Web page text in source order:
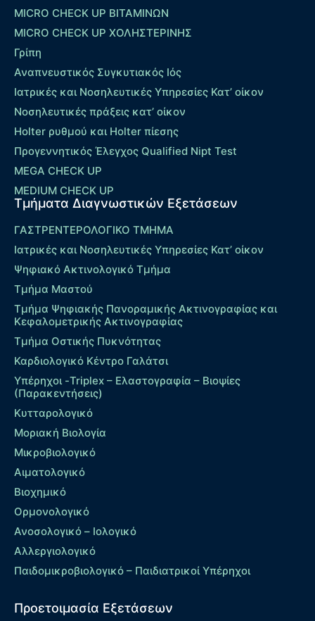
MICRO CHECK UP ΒΙΤΑΜΙΝΩΝ
MICRO CHECK UP ΧΟΛΗΣΤΕΡΙΝΗΣ
Γρίπη
Αναπνευστικός Συγκυτιακός Ιός
Ιατρικές και Νοσηλευτικές Υπηρεσίες Κατ’ οίκον
Νοσηλευτικές πράξεις κατ’ οίκον
Holter ρυθμού και Holter πίεσης
Προγεννητικός Έλεγχος Qualified Nipt Test
MEGA CHECK UP
MEDIUM CHECK UP
Τμήματα Διαγνωστικών Εξετάσεων
ΓΑΣΤΡΕΝΤΕΡΟΛΟΓΙΚΟ ΤΜΗΜΑ
Ιατρικές και Νοσηλευτικές Υπηρεσίες Κατ’ οίκον
Ψηφιακό Ακτινολογικό Τμήμα
Τμήμα Μαστού
Τμήμα Ψηφιακής Πανοραμικής Ακτινογραφίας και
Κεφαλομετρικής Ακτινογραφίας
Τμήμα Οστικής Πυκνότητας
Καρδιολογικό Κέντρο Γαλάτσι
Υπέρηχοι -Triplex – Eλαστογραφία – Βιοψίες
(Παρακεντήσεις)
Κυτταρολογικό
Μοριακή Βιολογία
Μικροβιολογικό
Αιματολογικό
Βιοχημικό
Ορμονολογικό
Ανοσολογικό – Ιολογικό
Αλλεργιολογικό
Παιδομικροβιολογικό – Παιδιατρικοί Υπέρηχοι
Προετοιμασία Εξετάσεων